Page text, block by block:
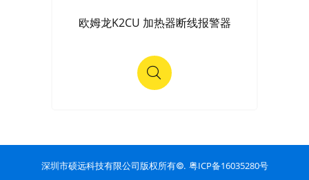
欧姆龙K2CU 加热器断线报警器
深圳市硕远科技有限公司版权所有©. 粤ICP备16035280号